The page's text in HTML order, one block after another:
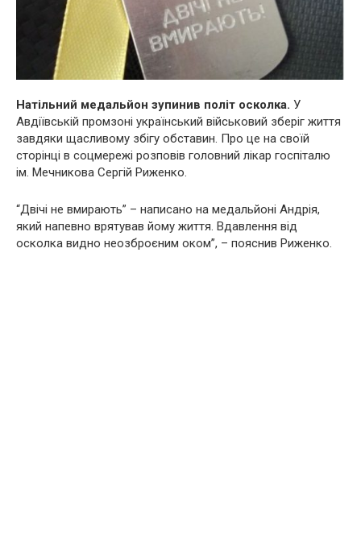
Натільний медальйон зупинив політ осколка. У
Авдіївській промзоні український військовий зберіг життя
завдяки щасливому збігу обставин. Про це на своїй
сторінці в соцмережі розповів головний лікар госпіталю
ім. Мечникова Сергій Риженко.
“Двічі не вмирають” – написано на медальйоні Андрія,
який напевно врятував йому життя. Вдавлення від
осколка видно неозброєним оком”, – пояснив Риженко.